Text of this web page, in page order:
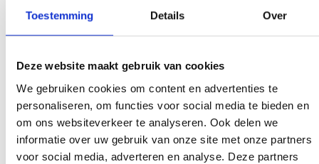
Toestemming Details Over
Deze website maakt gebruik van cookies
We gebruiken cookies om content en advertenties te
personaliseren, om functies voor social media te bieden en
om ons websiteverkeer te analyseren. Ook delen we
informatie over uw gebruik van onze site met onze partners
voor social media, adverteren en analyse. Deze partners
iklimlerde huş ağaçlarında bulunan parazitik bir
mantardır. Büyük ölçüde güçlü biyoaktif bileşikleri
nedeniyle yüzyıllardır geleneksel olarak halk tıbbında
antioksidanlar, betulinik asit ve çok çeşitli farmakolojik
aktiviteler sağlayan çeşitli fenolik maddeler
bulunmaktadır. Son yıllarda, Chaga’ya olan bilimsel
[…]